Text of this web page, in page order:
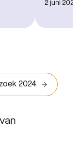
2 juni 2026
2024